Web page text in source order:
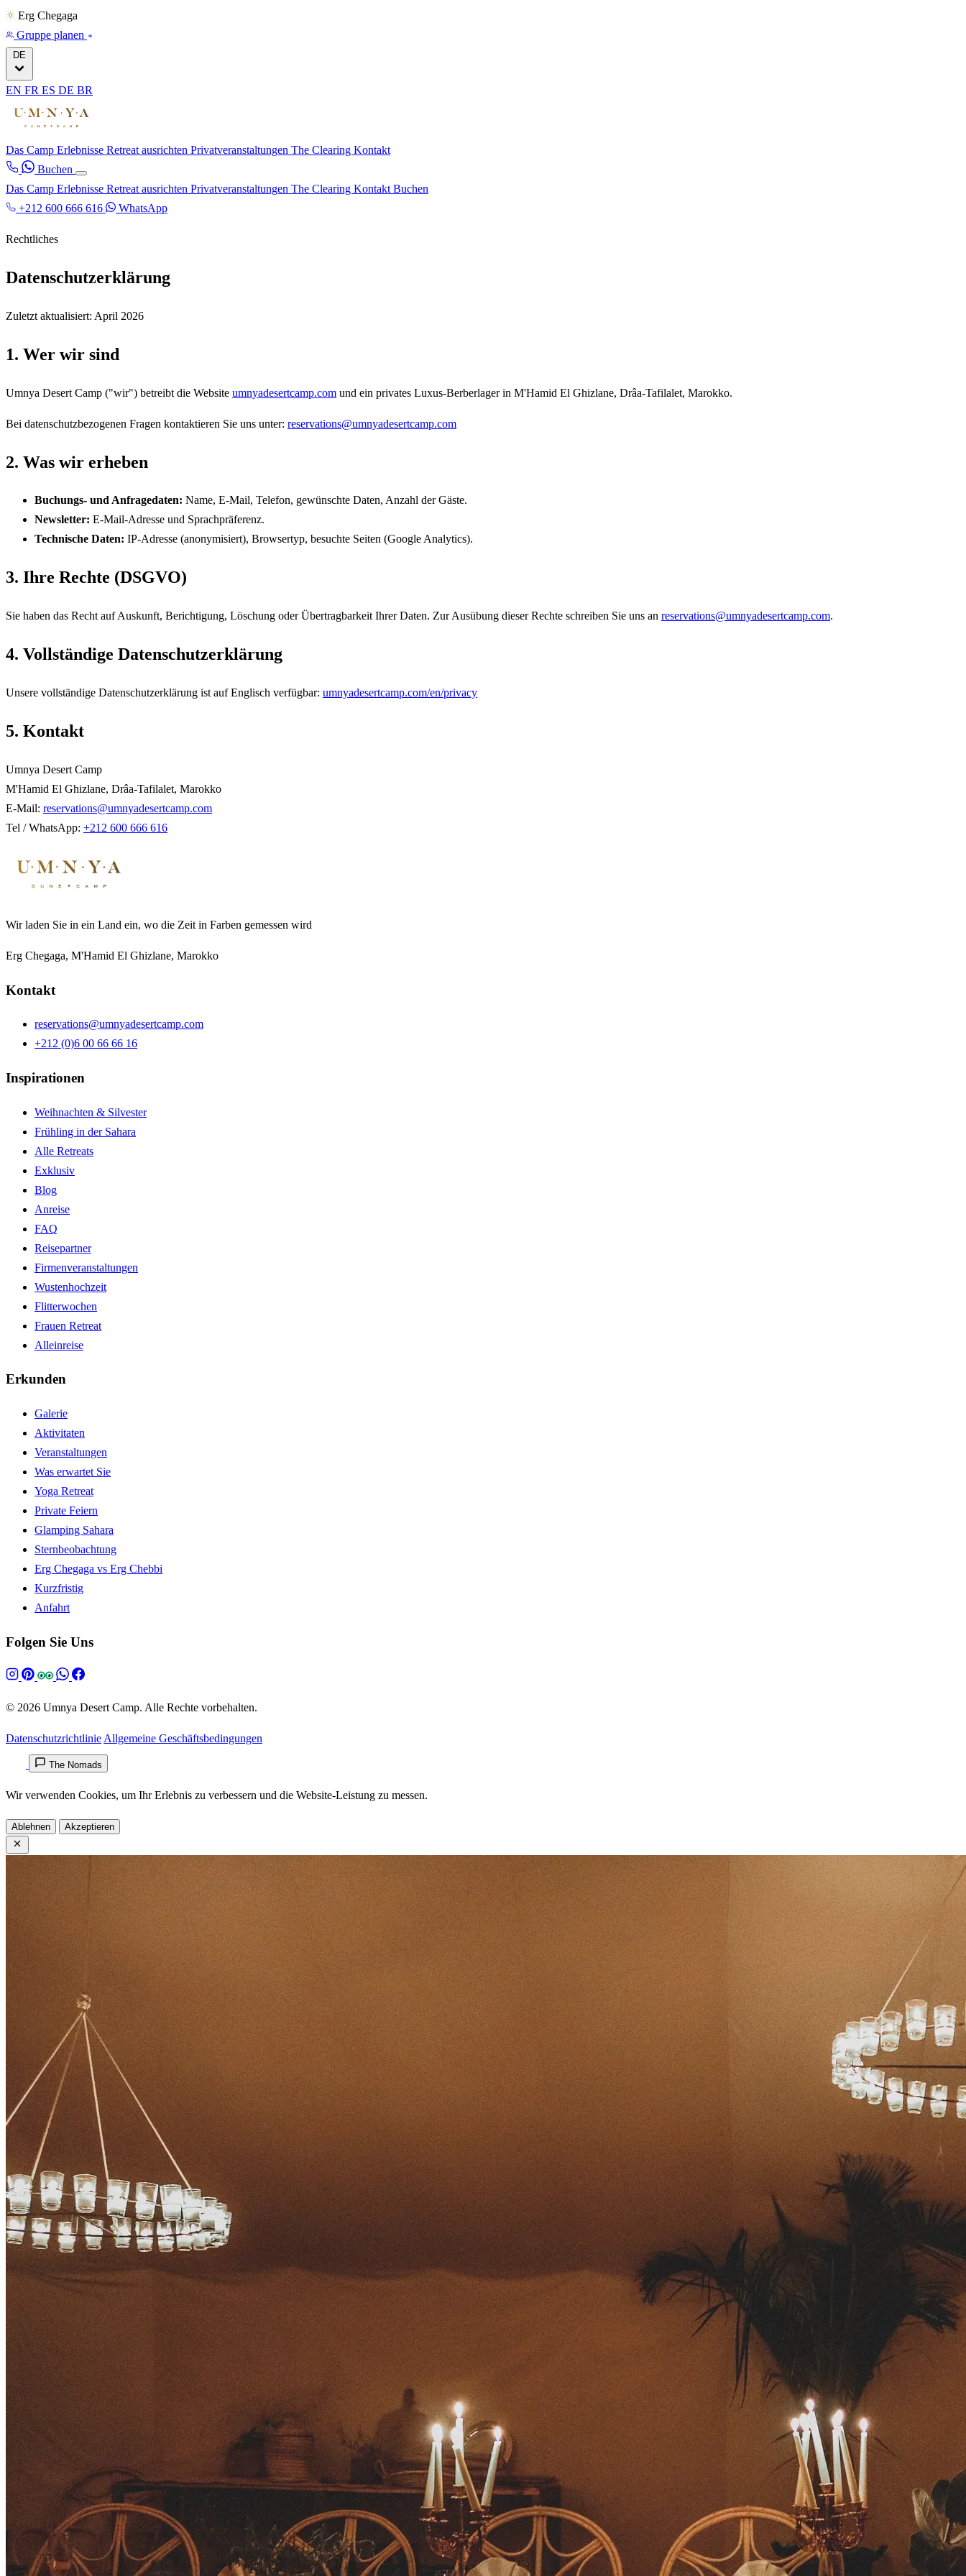
Erg Chegaga
Gruppe planen
DE
EN FR ES DE BR
Das Camp Erlebnisse Retreat ausrichten Privatveranstaltungen The Clearing Kontakt
Buchen
Das Camp Erlebnisse Retreat ausrichten Privatveranstaltungen The Clearing Kontakt Buchen
+212 600 666 616
WhatsApp
Rechtliches
Datenschutzerklärung
Zuletzt aktualisiert: April 2026
1. Wer wir sind
Umnya Desert Camp ("wir") betreibt die Website umnyadesertcamp.com und ein privates Luxus-Berberlager in M'Hamid El Ghizlane, Drâa-Tafilalet, Marokko.
Bei datenschutzbezogenen Fragen kontaktieren Sie uns unter: reservations@umnyadesertcamp.com
2. Was wir erheben
Buchungs- und Anfragedaten: Name, E-Mail, Telefon, gewünschte Daten, Anzahl der Gäste.
Newsletter: E-Mail-Adresse und Sprachpräferenz.
Technische Daten: IP-Adresse (anonymisiert), Browsertyp, besuchte Seiten (Google Analytics).
3. Ihre Rechte (DSGVO)
Sie haben das Recht auf Auskunft, Berichtigung, Löschung oder Übertragbarkeit Ihrer Daten. Zur Ausübung dieser Rechte schreiben Sie uns an reservations@umnyadesertcamp.com.
4. Vollständige Datenschutzerklärung
Unsere vollständige Datenschutzerklärung ist auf Englisch verfügbar: umnyadesertcamp.com/en/privacy
5. Kontakt
Umnya Desert Camp
M'Hamid El Ghizlane, Drâa-Tafilalet, Marokko
E-Mail: reservations@umnyadesertcamp.com
Tel / WhatsApp: +212 600 666 616
Wir laden Sie in ein Land ein, wo die Zeit in Farben gemessen wird
Erg Chegaga, M'Hamid El Ghizlane, Marokko
Kontakt
reservations@umnyadesertcamp.com
+212 (0)6 00 66 66 16
Inspirationen
Weihnachten & Silvester
Frühling in der Sahara
Alle Retreats
Exklusiv
Blog
Anreise
FAQ
Reisepartner
Firmenveranstaltungen
Wustenhochzeit
Flitterwochen
Frauen Retreat
Alleinreise
Erkunden
Galerie
Aktivitaten
Veranstaltungen
Was erwartet Sie
Yoga Retreat
Private Feiern
Glamping Sahara
Sternbeobachtung
Erg Chegaga vs Erg Chebbi
Kurzfristig
Anfahrt
Folgen Sie Uns
© 2026 Umnya Desert Camp. Alle Rechte vorbehalten.
Datenschutzrichtlinie Allgemeine Geschäftsbedingungen
The Nomads
Wir verwenden Cookies, um Ihr Erlebnis zu verbessern und die Website-Leistung zu messen.
Ablehnen Akzeptieren